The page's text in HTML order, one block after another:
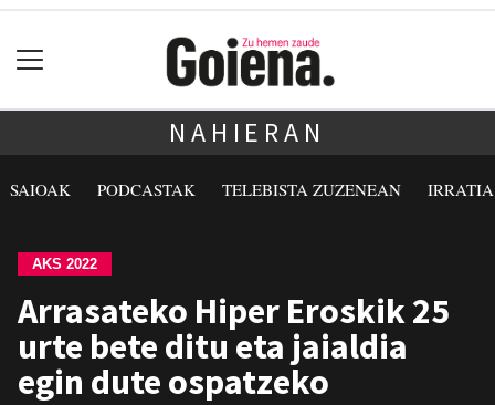
NAHIERAN
SAIOAK PODCASTAK TELEBISTA ZUZENEAN
AKS 2022
Arrasateko Hiper Eroskik 25
urte bete ditu eta jaialdia
egin dute ospatzeko